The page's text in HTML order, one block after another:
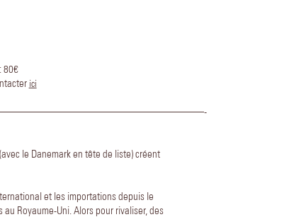
80€
ici
le Danemark en tête de liste) créent
et les importations depuis le
Royaume-Uni. Alors pour rivaliser, des